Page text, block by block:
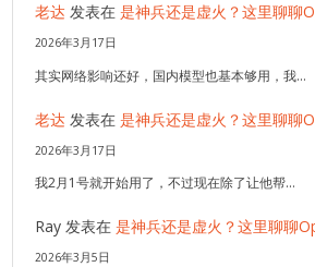
老达 发表在是神兵还是虚火？这里聊聊
2026年3月17日
其实网络影响还好，国内模型也基本够用，我…
老达 发表在是神兵还是虚火？这里聊聊
2026年3月17日
我2月1号就开始用了，不过现在除了让他帮…
Ray 发表在是神兵还是虚火？这里聊聊
2026年3月5日